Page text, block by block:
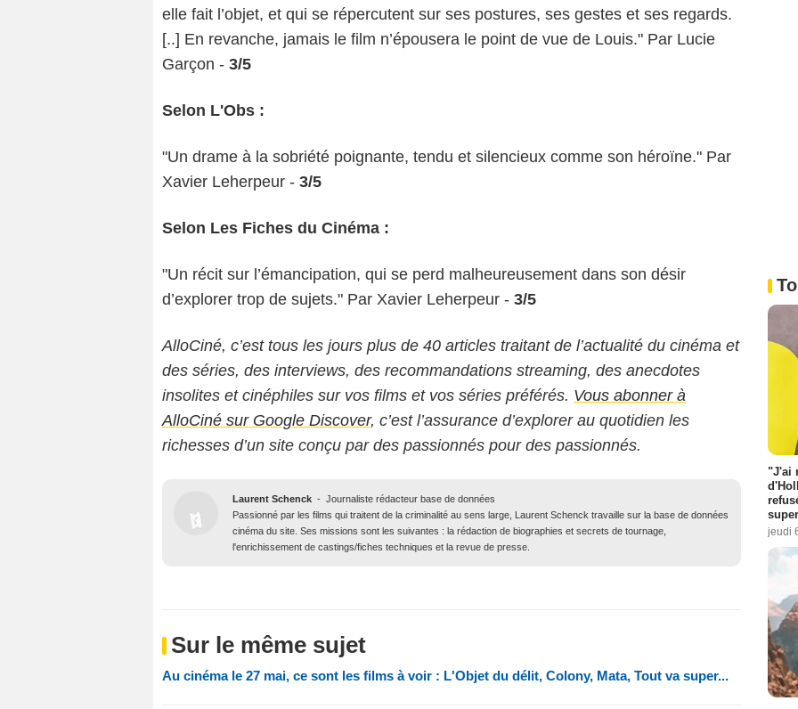
elle fait l’objet, et qui se répercutent sur ses postures, ses gestes et ses regards.
[..] En revanche, jamais le film n’épousera le point de vue de Louis." Par Lucie
Garçon - 3/5
Selon L'Obs :
"Un drame à la sobriété poignante, tendu et silencieux comme son héroïne." Par
Xavier Leherpeur - 3/5
Selon Les Fiches du Cinéma :
"Un récit sur l’émancipation, qui se perd malheureusement dans son désir
d’explorer trop de sujets." Par Xavier Leherpeur - 3/5
AlloCiné, c’est tous les jours plus de 40 articles traitant de l’actualité du cinéma et
des séries, des interviews, des recommandations streaming, des anecdotes
insolites et cinéphiles sur vos films et vos séries préférés. Vous abonner à
AlloCiné sur Google Discover, c’est l’assurance d’explorer au quotidien les
richesses d’un site conçu par des passionnés pour des passionnés.
Laurent Schenck - Journaliste rédacteur base de données
Passionné par les films qui traitent de la criminalité au sens large, Laurent Schenck travaille sur la base de données
cinéma du site. Ses missions sont les suivantes : la rédaction de biographies et secrets de tournage,
l'enrichissement de castings/fiches techniques et la revue de presse.
Sur le même sujet
Au cinéma le 27 mai, ce sont les films à voir : L'Objet du délit, Colony, Mata, Tout va super...
"J'ai
jeudi